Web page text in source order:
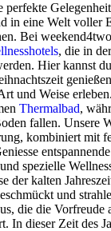
perfekte
in eine Welt voller
Bei
, die in
Hier kannst
und Weise
Thermalbad,
fallen. Unsere
kombiniert mit
entspannende
spezielle
der kalten
und
die die Vorfreude
In dieser Zeit des